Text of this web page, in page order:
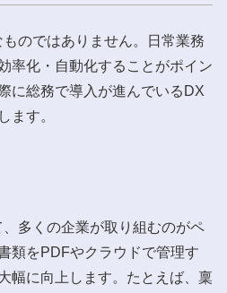
のではありません。日常業務
率化・自動化することがポイン
に総務で導入が進んでいるDX
ます。
多くの企業が取り組むのがペ
類をPDFやクラウドで管理す
幅に向上します。たとえば、稟